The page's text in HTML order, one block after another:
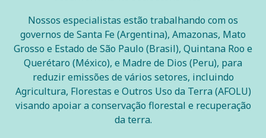
Nossos especialistas estão trabalhando com os
governos de Santa Fe (Argentina), Amazonas, Mato
Grosso e Estado de São Paulo (Brasil), Quintana Roo e
Querétaro (México), e Madre de Dios (Peru), para
reduzir emissões de vários setores, incluindo
Agricultura, Florestas e Outros Uso da Terra (AFOLU)
visando apoiar a conservação florestal e recuperação
da terra.